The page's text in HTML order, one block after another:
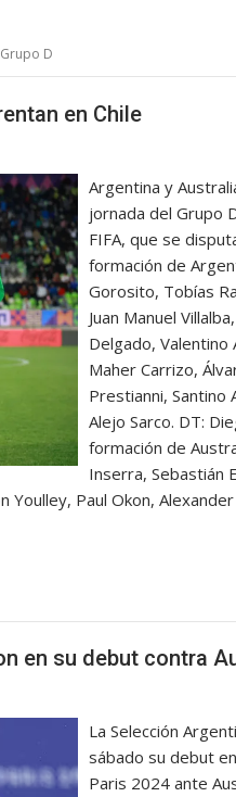
Grupo D
en Chile
Argentina y
jornada del Grupo
FIFA, que se
formación de
Gorosito, Tobías
Juan Manuel
Delgado, Valentino
Maher Carrizo,
Prestianni, Santino
Alejo Sarco. DT:
formación de
Inserra, Sebastián
Youlley, Paul Okon,
en su debut contra
La Selección
sábado su debut
Paris 2024 ante